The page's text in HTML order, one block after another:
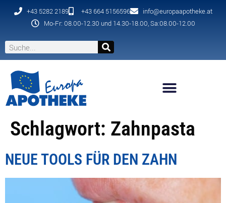
+43 5282 2189 +43 664 5156596
info@europaapotheke.at
Mo-Fr: 08.00-12.30 und 14.30-18.00, Sa:08.00-12.00
Schlagwort: Zahnpasta
NEUE TOOLS FÜR DEN ZAHN